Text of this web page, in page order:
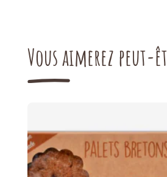
Vous aimerez peut-